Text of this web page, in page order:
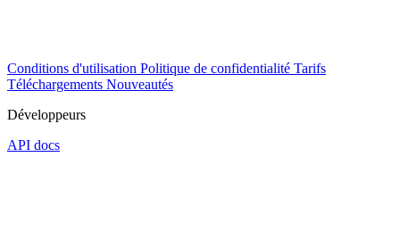
Conditions d'utilisation Politique de confidentialité Tarifs
Téléchargements Nouveautés
Développeurs
API docs